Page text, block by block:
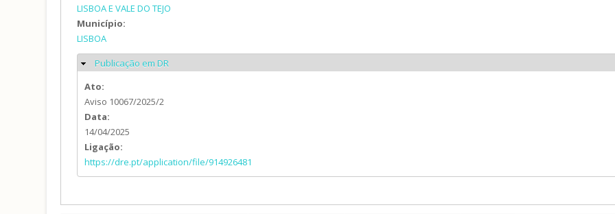
LISBOA E VALE DO TEJO
Município:
LISBOA
Ocultar
Publicação em DR
Ato:
Aviso 10067/2025/2
Data:
14/04/2025
Ligação:
https://dre.pt/application/file/914926481